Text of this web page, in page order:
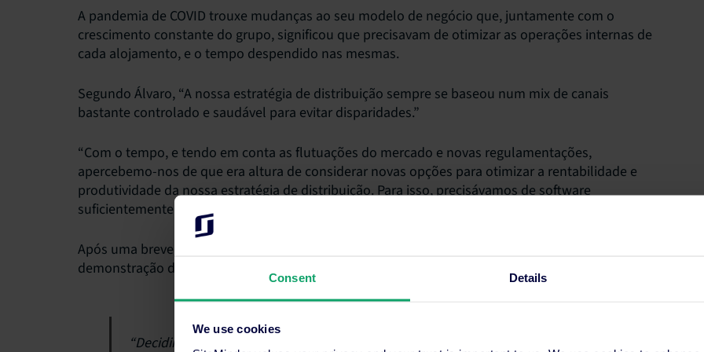
Consent Details
We use cookies
A pandemia de COVID trouxe mudanças ao seu modelo de negócio que, juntamente com o
crescimento constante do grupo, significou que precisavam de otimizar as operações internas de
cada alojamento, e o tempo despendido nas mesmas.
Segundo Álvaro, “A nossa estratégia de distribuição sempre se baseou num mix de canais
bastante controlado e saudável para evitar disparidades.”
“Com o tempo, e tendo em conta as flutuações do mercado e novas regulamentações,
apercebemo-nos de que era altura de considerar novas opções para otimizar a rentabilidade e
produtividade da nossa estratégia de distribuição. Para isso, precisávamos de software
suficientemente flexível para lidar com a diversidade do nosso negócio.”
Após uma breve pesquisa por um novo parceiro tecnológico, Estefanía e Álvaro solicitaram uma
demonstração do software hoteleiro da SiteMinder.
“Decidimos implementar a SiteMinder porque é sem dúvida a opção mais